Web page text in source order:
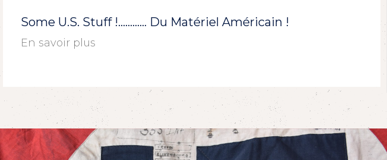
Some U.S. Stuff !………… Du Matériel Américain !
En savoir plus